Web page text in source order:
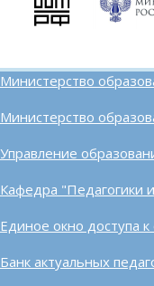
Министерство
Министерство
Управление
Кафедра "Педагогики
Единое окно доступа
Банк актуальных